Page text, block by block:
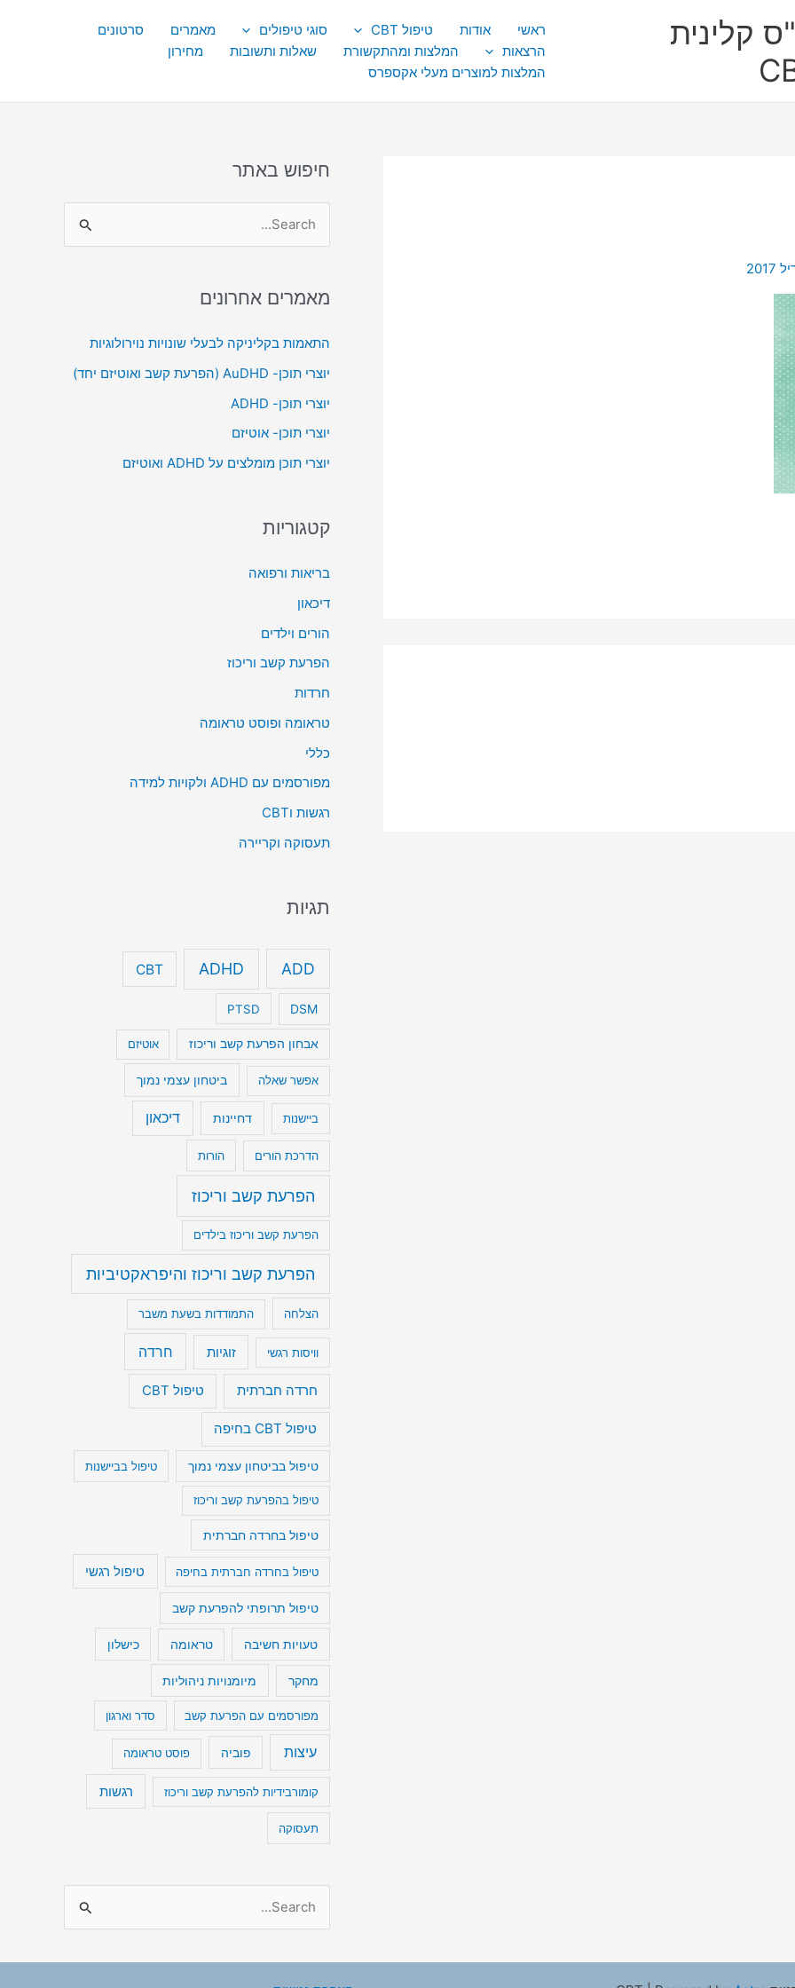
קלינית
ראשי אודות טיפול CBT סוגי טיפולים מאמרים
סרטונים
הרצאות
המלצות ומהתקשורת שאלות ותשובות
מחירון
המלצות למוצרים מעלי אקספרס
חיפוש באתר
r
o
:
מאמרים אחרונים
התאמות בקליניקה לבעלי שונויות נוירולוגיות
יוצרי תוכן- AuDHD (הפרעת קשב ואוטיזם יחד)
יוצרי תוכן- ADHD
יוצרי תוכן- אוטיזם
יוצרי תוכן מומלצים על ADHD ואוטיזם
קטגוריות
בריאות ורפואה
דיכאון
הורים וילדים
הפרעת קשב וריכוז
חרדות
טראומה ופוסט טראומה
כללי
מפורסמים עם ADHD ולקויות למידה
רגשות וCBT
תעסוקה וקריירה
תגיות
ADD
ADHD
CBT
DSM
PTSD
אבחון הפרעת קשב וריכוז אוטיזם
אפשר שאלה ביטחון עצמי נמוך
ביישנות דחיינות דיכאון
הדרכת הורים הורות
הפרעת קשב וריכוז
הפרעת קשב וריכוז בילדים
הפרעת קשב וריכוז והיפראקטיביות
הצלחה התמודדות בשעת משבר
וויסות רגשי זוגיות חרדה
חרדה חברתית טיפול CBT
טיפול CBT בחיפה
טיפול בביטחון עצמי נמוך טיפול בביישנות
טיפול בהפרעת קשב וריכוז
טיפול בחרדה חברתית
טיפול בחרדה חברתית בחיפה טיפול רגשי
טיפול תרופתי להפרעת קשב
טעויות חשיבה טראומה כישלון
מחקר מיומנויות ניהוליות
מפורסמים עם הפרעת קשב סדר וארגון
עיצות פוביה פוסט טראומה
קומורבידיות להפרעת קשב וריכוז רגשות
תעסוקה
a